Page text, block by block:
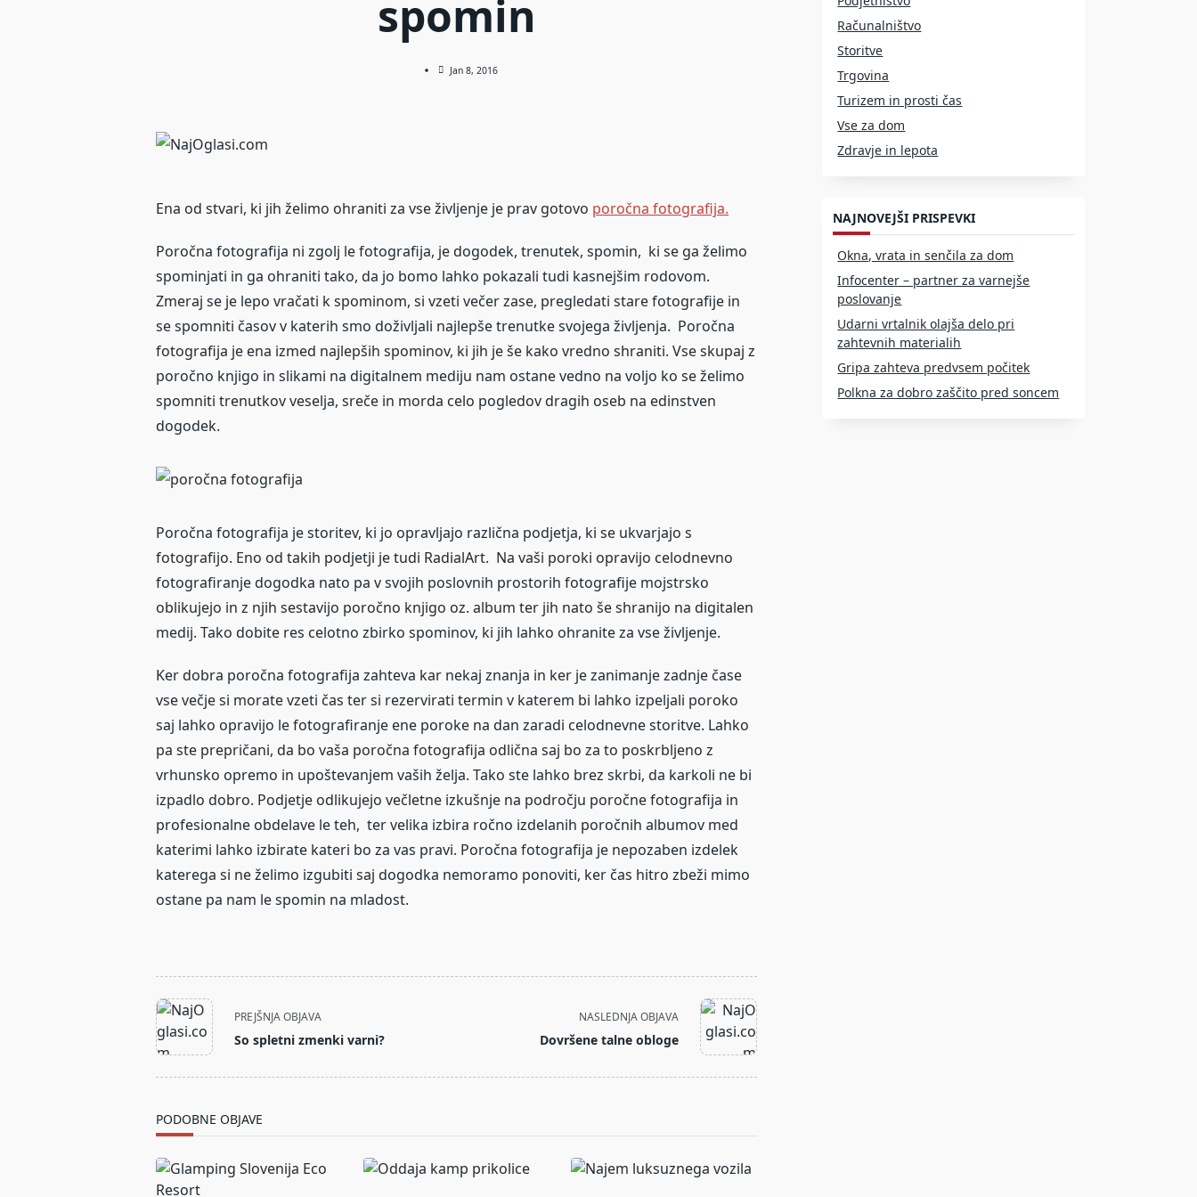
spomin
Jan 8, 2016
Ena od stvari, ki jih želimo ohraniti za vse življenje je prav gotovo poročna fotografija.
Poročna fotografija ni zgolj le fotografija, je dogodek, trenutek, spomin, ki se ga želimo
spominjati in ga ohraniti tako, da jo bomo lahko pokazali tudi kasnejšim rodovom.
Zmeraj se je lepo vračati k spominom, si vzeti večer zase, pregledati stare fotografije in
se spomniti časov v katerih smo doživljali najlepše trenutke svojega življenja. Poročna
fotografija je ena izmed najlepših spominov, ki jih je še kako vredno shraniti. Vse skupaj z
poročno knjigo in slikami na digitalnem mediju nam ostane vedno na voljo ko se želimo
spomniti trenutkov veselja, sreče in morda celo pogledov dragih oseb na edinstven
dogodek.
Poročna fotografija je storitev, ki jo opravljajo različna podjetja, ki se ukvarjajo s
fotografijo. Eno od takih podjetji je tudi RadialArt. Na vaši poroki opravijo celodnevno
fotografiranje dogodka nato pa v svojih poslovnih prostorih fotografije mojstrsko
oblikujejo in z njih sestavijo poročno knjigo oz. album ter jih nato še shranijo na digitalen
medij. Tako dobite res celotno zbirko spominov, ki jih lahko ohranite za vse življenje.
Ker dobra poročna fotografija zahteva kar nekaj znanja in ker je zanimanje zadnje čase
vse večje si morate vzeti čas ter si rezervirati termin v katerem bi lahko izpeljali poroko
saj lahko opravijo le fotografiranje ene poroke na dan zaradi celodnevne storitve. Lahko
pa ste prepričani, da bo vaša poročna fotografija odlična saj bo za to poskrbljeno z
vrhunsko opremo in upoštevanjem vaših želja. Tako ste lahko brez skrbi, da karkoli ne bi
izpadlo dobro. Podjetje odlikujejo večletne izkušnje na področju poročne fotografija in
profesionalne obdelave le teh, ter velika izbira ročno izdelanih poročnih albumov med
katerimi lahko izbirate kateri bo za vas pravi. Poročna fotografija je nepozaben izdelek
katerega si ne želimo izgubiti saj dogodka nemoramo ponoviti, ker čas hitro zbeži mimo
ostane pa nam le spomin na mladost.
<span
class="nav-
subtitle
screen-
text">Page</span>
PREJŠNJA OBJAVA
So spletni zmenki varni?
NASLEDNJA OBJAVA
Dovršene talne obloge
PODOBNE OBJAVE
Računalništvo
Storitve
Trgovina
Turizem in prosti čas
Vse za dom
Zdravje in lepota
NAJNOVEJŠI PRISPEVKI
Okna, vrata in senčila za dom
Infocenter – partner za varnejše
poslovanje
Udarni vrtalnik olajša delo pri
zahtevnih materialih
Gripa zahteva predvsem počitek
Polkna za dobro zaščito pred soncem